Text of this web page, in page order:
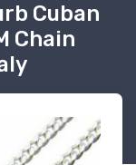
Cuban
Chain